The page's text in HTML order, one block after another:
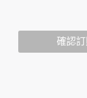
以外的公
確認